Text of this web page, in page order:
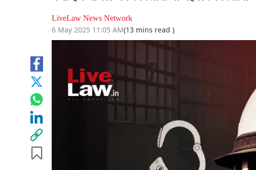
LiveLaw News Network
6 May 2025 11:05 AM(13 mins read )